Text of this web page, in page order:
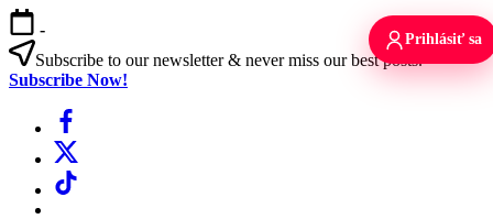
Skip
to
content
-
Subscribe to our newsletter & never miss our best posts.
Subscribe Now!
Facebook
X
TikTok
Prihlásiť sa